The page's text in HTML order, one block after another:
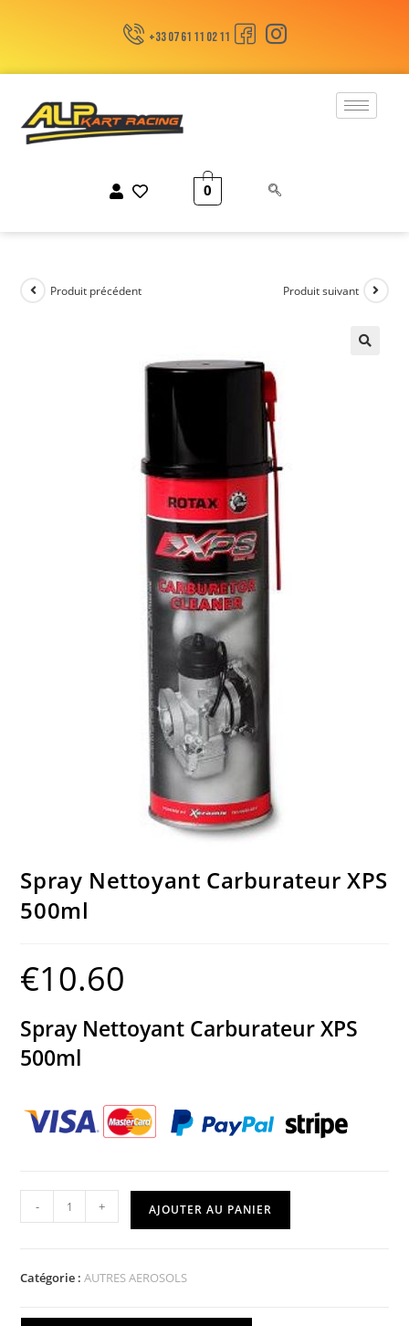
+33 07 61 11 02 11
0
Produit précédent Produit suivant
Spray Nettoyant Carburateur XPS
500ml
€10.60
Spray Nettoyant Carburateur XPS
500ml
- + AJOUTER AU PANIER
Catégorie :AUTRES AEROSOLS